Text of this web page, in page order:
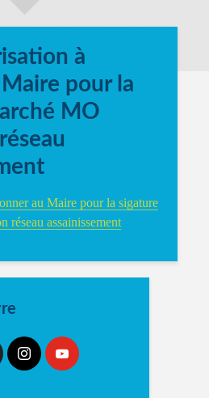
à
pour la
MO
au Maire pour la sigature
réseau assainissement